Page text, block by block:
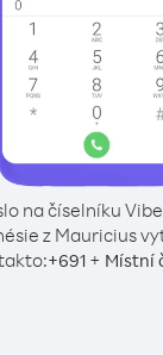
na číselníku
z Mauricius
+691+ Místní